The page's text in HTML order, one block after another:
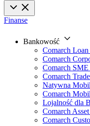
Finanse
Bankowość
Comarch
Comarch
Comarch
Comarch
Natywna
Comarch
Lojalność dla
Comarch
Comarch